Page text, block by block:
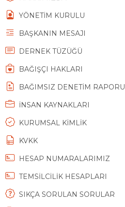
YÖNETİM KURULU
BAŞKANIN MESAJI
DERNEK TÜZÜĞÜ
BAĞIŞÇI HAKLARI
BAĞIMSIZ DENETİM RAPORU
İNSAN KAYNAKLARI
KURUMSAL KİMLİK
KVKK
HESAP NUMARALARIMIZ
TEMSİLCİLİK HESAPLARI
SIKÇA SORULAN SORULAR